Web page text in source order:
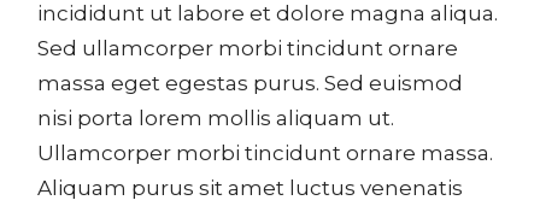
incididunt ut labore et dolore magna aliqua.
Sed ullamcorper morbi tincidunt ornare
massa eget egestas purus. Sed euismod
nisi porta lorem mollis aliquam ut.
Ullamcorper morbi tincidunt ornare massa.
Aliquam purus sit amet luctus venenatis